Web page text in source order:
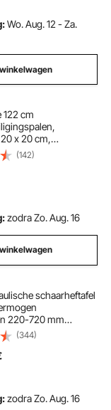
Wo. Aug. 12 - Za.
122 cm
x 20 cm,
geschikt voor
(142)
zodra Zo. Aug. 16
schaarheftafel
220-720 mm
werkplaats 700 x
schaarheftruck
voor fabrieken
(344)
zodra Zo. Aug. 16